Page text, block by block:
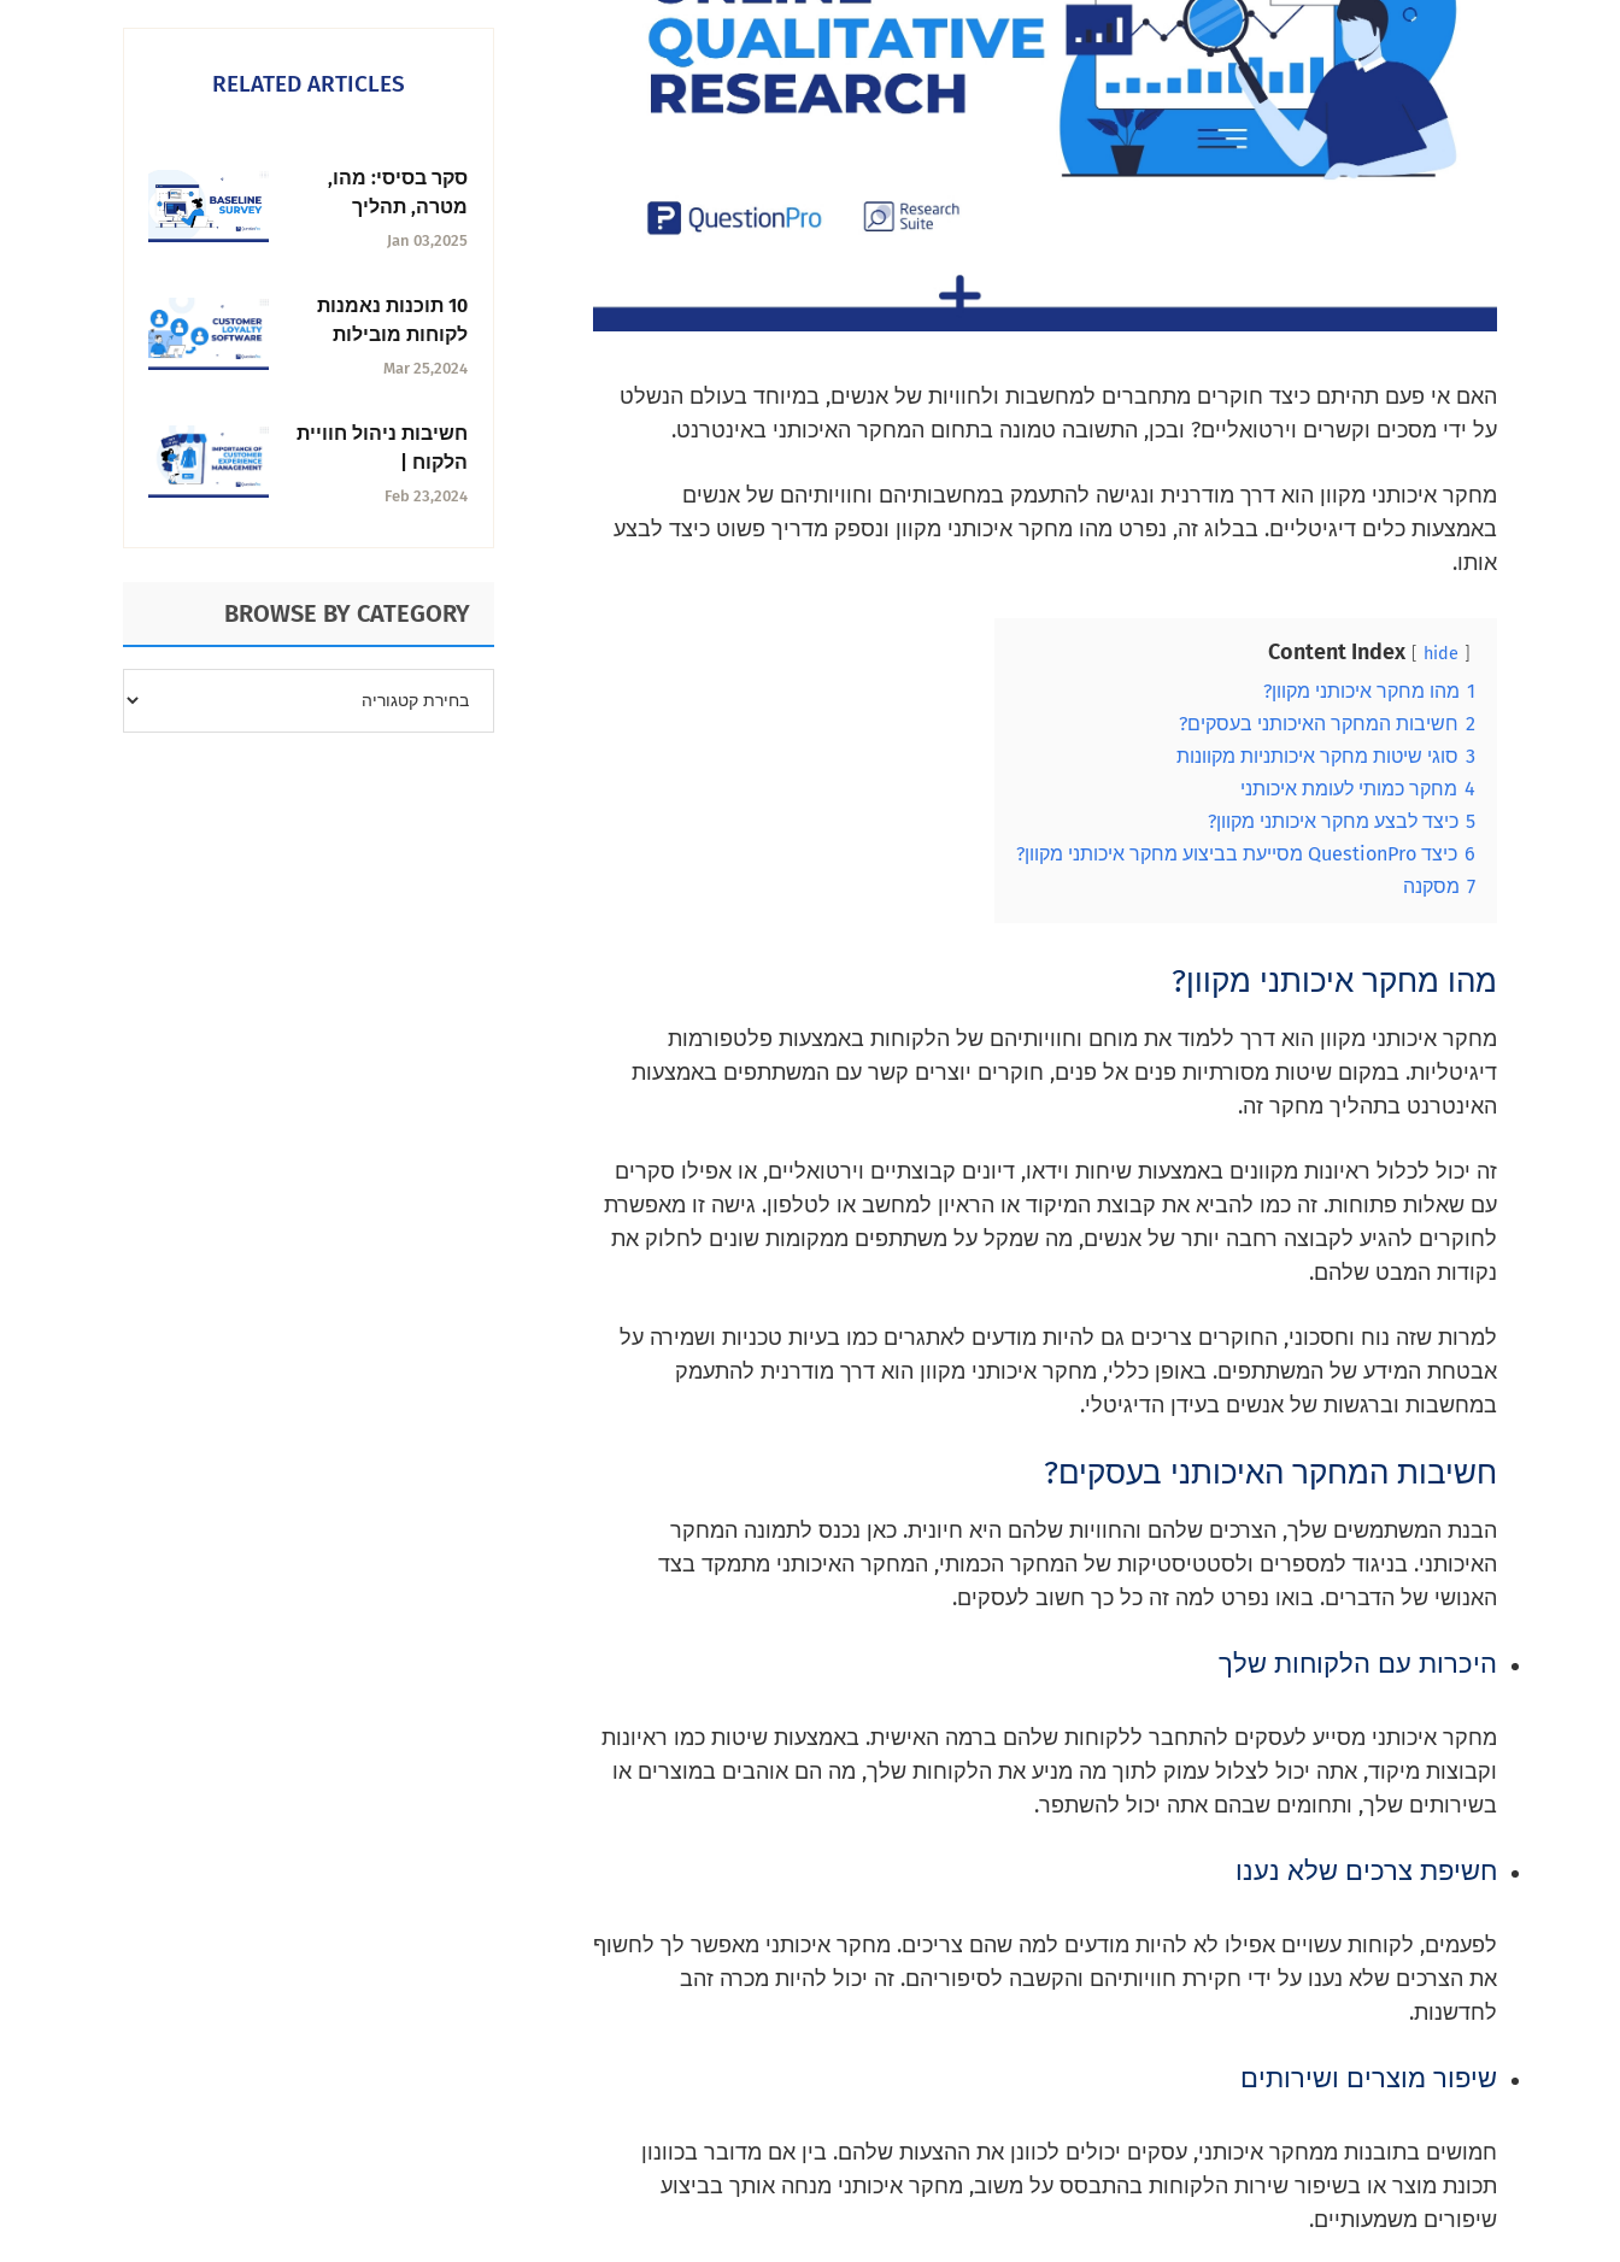
האם אי פעם תהיתם כיצד חוקרים מתחברים למחשבות ולחוויות של אנשים, במיוחד בעולם הנשלט
על ידי מסכים וקשרים וירטואליים? ובכן, התשובה טמונה בתחום המחקר האיכותני באינטרנט.
מחקר איכותני מקוון הוא דרך מודרנית ונגישה להתעמק במחשבותיהם וחוויותיהם של אנשים
באמצעות כלים דיגיטליים. בבלוג זה, נפרט מהו מחקר איכותני מקוון ונספק מדריך פשוט כיצד לבצע
אותו.
Content Index hide
1 מהו מחקר איכותני מקוון?
2 חשיבות המחקר האיכותני בעסקים?
3 סוגי שיטות מחקר איכותניות מקוונות
4 מחקר כמותי לעומת איכותני
5 כיצד לבצע מחקר איכותני מקוון?
6 כיצד QuestionPro מסייעת בביצוע מחקר איכותני מקוון?
7 מסקנה
מהו מחקר איכותני מקוון?
מחקר איכותני מקוון הוא דרך ללמוד את מוחם וחוויותיהם של הלקוחות באמצעות פלטפורמות
דיגיטליות. במקום שיטות מסורתיות פנים אל פנים, חוקרים יוצרים קשר עם המשתתפים באמצעות
האינטרנט בתהליך מחקר זה.
זה יכול לכלול ראיונות מקוונים באמצעות שיחות וידאו, דיונים קבוצתיים וירטואליים, או אפילו סקרים
עם שאלות פתוחות. זה כמו להביא את קבוצת המיקוד או הראיון למחשב או לטלפון. גישה זו מאפשרת
לחוקרים להגיע לקבוצה רחבה יותר של אנשים, מה שמקל על משתתפים ממקומות שונים לחלוק את
נקודות המבט שלהם.
למרות שזה נוח וחסכוני, החוקרים צריכים גם להיות מודעים לאתגרים כמו בעיות טכניות ושמירה על
אבטחת המידע של המשתתפים. באופן כללי, מחקר איכותני מקוון הוא דרך מודרנית להתעמק
במחשבות וברגשות של אנשים בעידן הדיגיטלי.
חשיבות המחקר האיכותני בעסקים?
הבנת המשתמשים שלך, הצרכים שלהם והחוויות שלהם היא חיונית. כאן נכנס לתמונה המחקר
האיכותני. בניגוד למספרים ולסטטיסטיקות של המחקר הכמותי, המחקר האיכותני מתמקד בצד
האנושי של הדברים. בואו נפרט למה זה כל כך חשוב לעסקים.
היכרות עם הלקוחות שלך
מחקר איכותני מסייע לעסקים להתחבר ללקוחות שלהם ברמה האישית. באמצעות שיטות כמו ראיונות
וקבוצות מיקוד, אתה יכול לצלול עמוק לתוך מה מניע את הלקוחות שלך, מה הם אוהבים במוצרים או
בשירותים שלך, ותחומים שבהם אתה יכול להשתפר.
חשיפת צרכים שלא נענו
לפעמים, לקוחות עשויים אפילו לא להיות מודעים למה שהם צריכים. מחקר איכותני מאפשר לך לחשוף
את הצרכים שלא נענו על ידי חקירת חוויותיהם והקשבה לסיפוריהם. זה יכול להיות מכרה זהב
לחדשנות.
שיפור מוצרים ושירותים
חמושים בתובנות ממחקר איכותני, עסקים יכולים לכוונן את ההצעות שלהם. בין אם מדובר בכוונון
תכונת מוצר או בשיפור שירות הלקוחות בהתבסס על משוב, מחקר איכותני מנחה אותך בביצוע
שיפורים משמעותיים.
RELATED ARTICLES
סקר בסיסי: מהו,
מטרה, תהליך
ושיטות עבודה
Jan 03,2025
10 תוכנות נאמנות
לקוחות מובילות
לקידום העסק שלך
Mar 25,2024
חשיבות ניהול חוויית
הלקוח |
QuestionPro
Feb 23,2024
BROWSE BY CATEGORY
CATEGORY